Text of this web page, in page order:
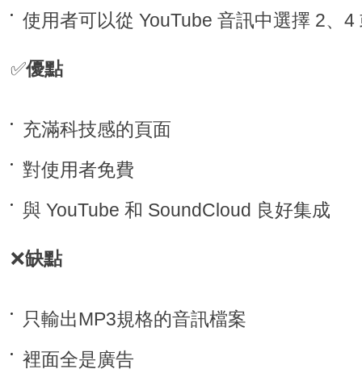
使用者可以從 YouTube 音訊中選擇 2、
✅優點
充滿科技感的頁面
對使用者免費
與 YouTube 和 SoundCloud 良好集成
❌缺點
只輸出MP3規格的音訊檔案
裡面全是廣告